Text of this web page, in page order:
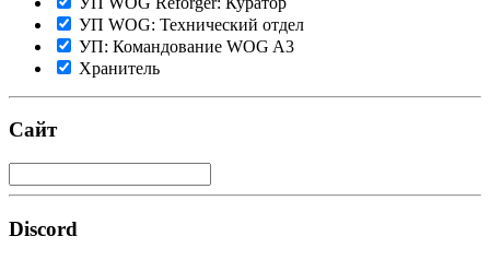
УП WOG: Технический отдел
УП: Командование WOG A3
Хранитель
Сайт
Discord